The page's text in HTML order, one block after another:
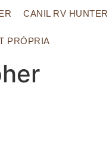
CANIL RV HUNTER
PRÓPRIA